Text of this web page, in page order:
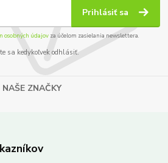
Prihlásiť sa
osobných údajov za účelom zasielania newslettera.
sa kedykoľvek odhlásiť.
NAŠE ZNAČKY